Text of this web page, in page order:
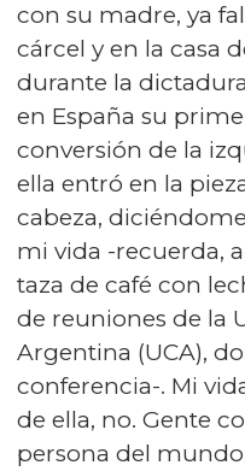
con su madre, ya
cárcel y en la casa
durante la
en España su
conversión de la
ella entró en la
cabeza,
mi vida -recuerda,
taza de café con
de reuniones de la
Argentina (UCA),
conferencia-. Mi
de ella, no. Gente
persona del